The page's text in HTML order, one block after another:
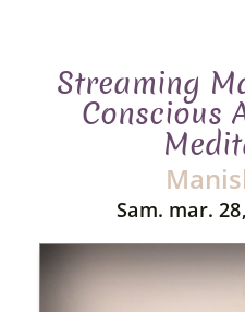
Streaming
Conscious
Sam. mar.